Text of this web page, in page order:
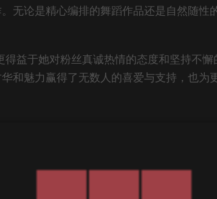
无论是精心编排的舞蹈作品还是自然随性
益于她对粉丝真诚热情的态度和坚持不懈
和魅力赢得了无数人的喜爱与支持，也为